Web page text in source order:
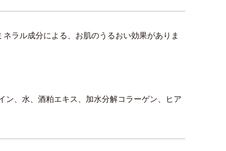
ラル成分による、お肌のうるおい効果がありま
、水、酒粕エキス、加水分解コラーゲン、ヒア